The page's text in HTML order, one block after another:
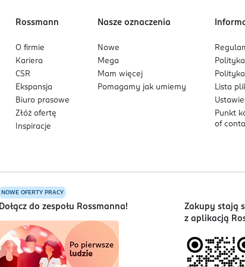
Rossmann
O firmie
Kariera
CSR
Ekspansja
Biuro prasowe
Złóż ofertę
Inspiracje
Nasze oznaczenia
Nowe
Mega
Mam więcej
Pomagamy jak umiemy
Lista
Punkt
of
NOWE OFERTY PRACY
Dołącz do zespołu Rossmanna!
Zakupy stają
z aplikacją